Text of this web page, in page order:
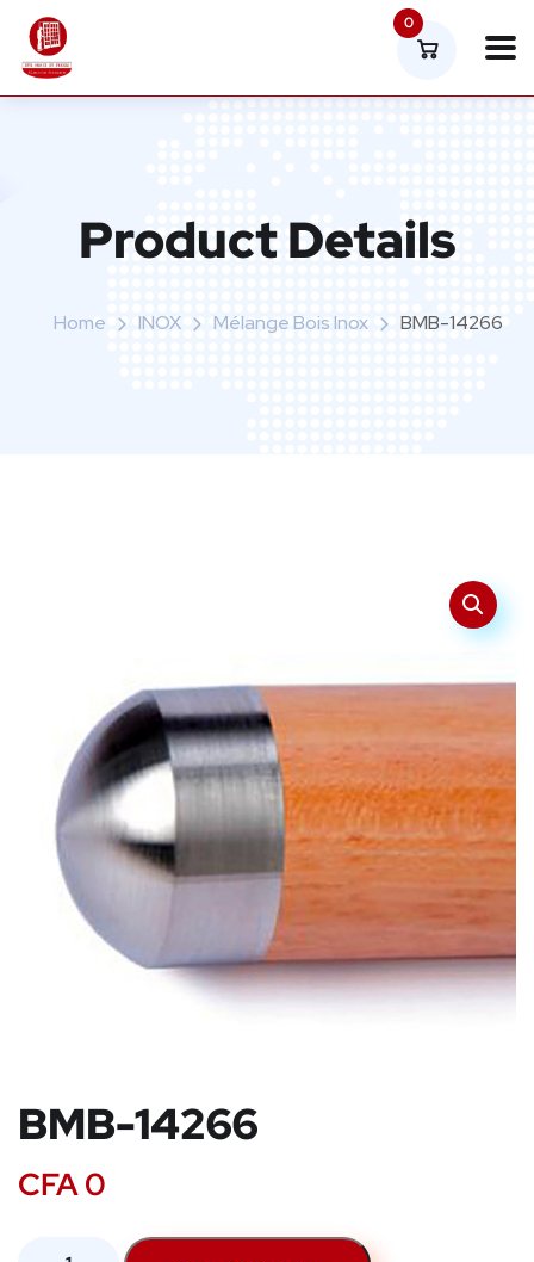
0
Product Details
Home INOX Mélange Bois Inox BMB-14266
BMB-14266
CFA0